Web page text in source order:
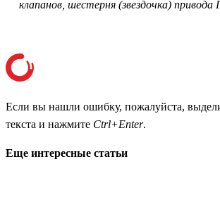
клапанов, шестерня (звездочка)
Если вы нашли ошибку, пожалуйста,
текста и нажмите Ctrl+Enter.
Еще интересные статьи